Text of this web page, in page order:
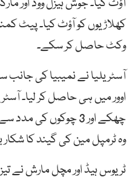
کھلاڑیوں کو آؤٹ کیا۔ پیٹ
وکٹ حاصل کر سکے۔
آسٹریلیا نے نمیبیا کی جانب
اوور میں ہی حاصل کر لیا۔
وہ ٹرمپل مین کی گیند کا